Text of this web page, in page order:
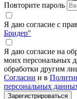
Повторите пароль
Я даю согласие с
Бридер"
Я даю согласие на
моих персональных
обработки другим
Согласии и в
персональных